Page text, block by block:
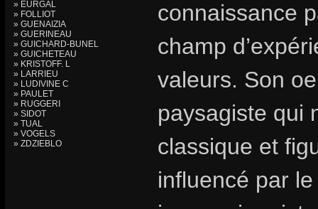
» EURGAL
» FOLLIOT
» GUENAIZIA
» GUERINEAU
» GUICHARD-BUNEL
» GUICHETEAU
» KRISTOFF. L
» LARRIEU
» LUDIVINE C
» PAULET
» RUGGERI
» SIDOT
» TUAL
» VOGELS
» ZDZIEBLO
connaissance
champ
valeurs. Son
paysagiste qui
classique et
influencé par